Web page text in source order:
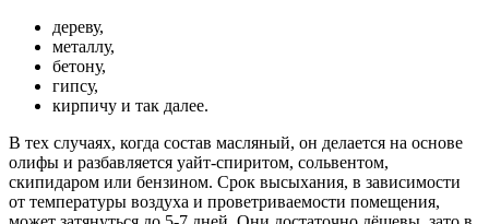
дереву,
металлу,
бетону,
гипсу,
кирпичу и так далее.
В тех случаях, когда состав масляный, он делается на основе
олифы и разбавляется уайт-спиритом, сольвентом,
скипидаром или бензином. Срок высыхания, в зависимости
от температуры воздуха и проветриваемости помещения,